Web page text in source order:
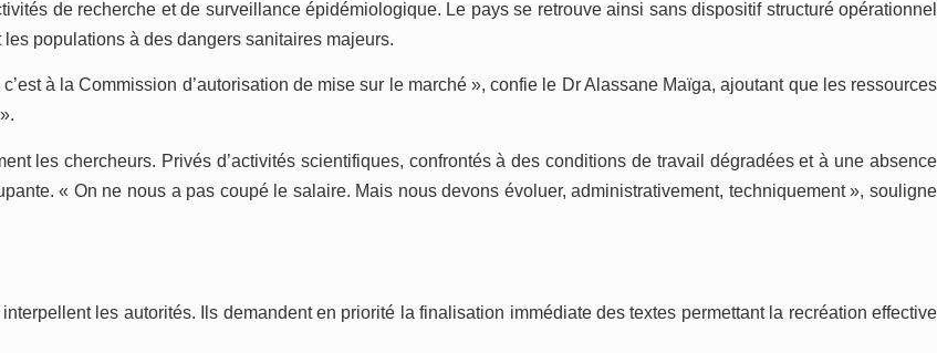
de recherche et de surveillance épidémiologique. Le pays se retrouve ainsi sans dispositif structuré opérationnel
populations à des dangers sanitaires majeurs.
à la Commission d’autorisation de mise sur le marché », confie le Dr Alassane Maïga, ajoutant que les ressources
les chercheurs. Privés d’activités scientifiques, confrontés à des conditions de travail dégradées et à une absence
« On ne nous a pas coupé le salaire. Mais nous devons évoluer, administrativement, techniquement », souligne
les autorités. Ils demandent en priorité la finalisation immédiate des textes permettant la recréation effective